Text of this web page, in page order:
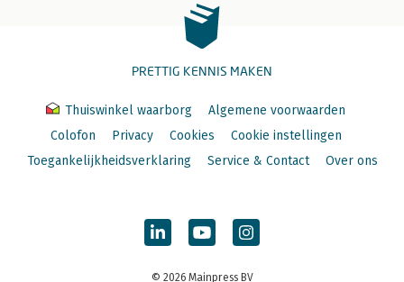
PRETTIG KENNIS MAKEN
Thuiswinkel waarborg
Algemene voorwaarden
Colofon
Privacy Cookies
Cookie instellingen
Toegankelijkheidsverklaring
Service & Contact Over ons
© 2026 Mainpress BV